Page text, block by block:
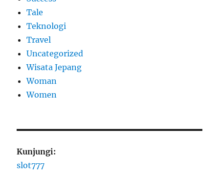
Tale
Teknologi
Travel
Uncategorized
Wisata Jepang
Woman
Women
Kunjungi:
slot777